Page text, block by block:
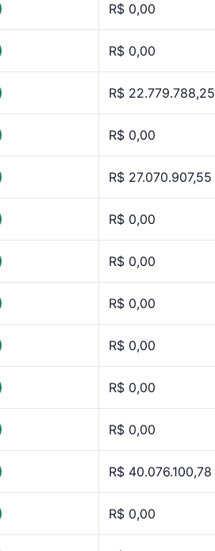
R$ 0,00
R$ 0,00
R$ 22.779.788,25
R$ 0,00
R$ 27.070.907,55
R$ 0,00
R$ 0,00
R$ 0,00
R$ 0,00
R$ 0,00
R$ 0,00
R$ 40.076.100,78
R$ 0,00